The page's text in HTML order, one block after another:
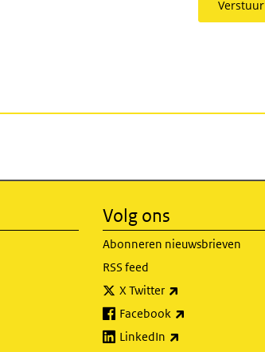
Verstuur
Volg ons
Abonneren nieuwsbrieven
RSS feed
X Twitter
Facebook
LinkedIn